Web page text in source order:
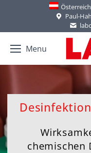
Österreich
Paul-
Menu
chemischen